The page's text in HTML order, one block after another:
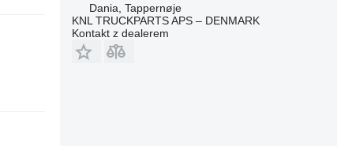
Dania, Tappernøje
KNL TRUCKPARTS APS – DENMARK
Kontakt z dealerem